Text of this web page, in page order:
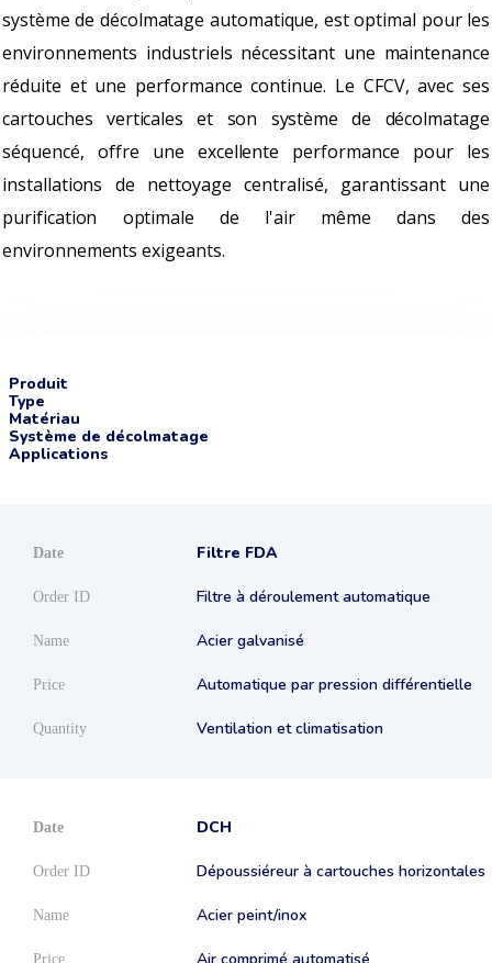
système de décolmatage automatique, est optimal pour les
environnements industriels nécessitant une maintenance
réduite et une performance continue. Le CFCV, avec ses
cartouches verticales et son système de décolmatage
séquencé, offre une excellente performance pour les
installations de nettoyage centralisé, garantissant une
purification optimale de l'air même dans des
environnements exigeants.
Produit
Type
Matériau
Système de décolmatage
Applications
Filtre FDA
Filtre à déroulement automatique
Acier galvanisé
Automatique par pression différentielle
Ventilation et climatisation
DCH
Dépoussiéreur à cartouches horizontales
Acier peint/inox